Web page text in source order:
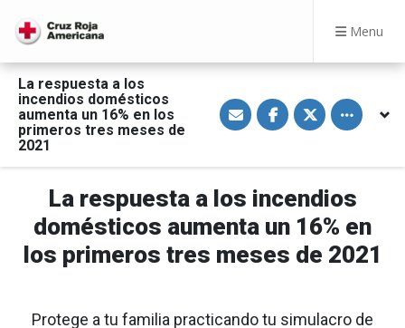
Menu
La respuesta a los
incendios domésticos
aumenta un 16% en los
primeros tres meses de
2021
S
h
a
v
a
E
m
a
l
S
h
a
o
F
a
e
o
o
S
h
a
o
T
w
t
e
r
Toggle
La respuesta a los incendios
domésticos aumenta un 16% en
los primeros tres meses de 2021
Protege a tu familia practicando tu simulacro de